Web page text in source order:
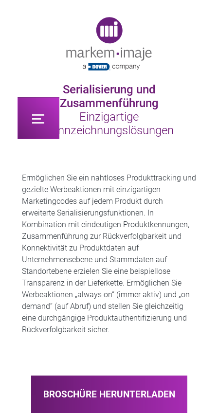
Serialisierung und
Zusammenführung
Einzigartige
Kennzeichnungslösungen
Ermöglichen Sie ein nahtloses Produkttracking und
gezielte Werbeaktionen mit einzigartigen
Marketingcodes auf jedem Produkt durch
erweiterte Serialisierungsfunktionen. In
Kombination mit eindeutigen Produktkennungen,
Zusammenführung zur Rückverfolgbarkeit und
Konnektivität zu Produktdaten auf
Unternehmensebene und Stammdaten auf
Standortebene erzielen Sie eine beispiellose
Transparenz in der Lieferkette. Ermöglichen Sie
Werbeaktionen „always on“ (immer aktiv) und „on
demand“ (auf Abruf) und stellen Sie gleichzeitig
eine durchgängige Produktauthentifizierung und
Rückverfolgbarkeit sicher.
BROSCHÜRE HERUNTERLADEN